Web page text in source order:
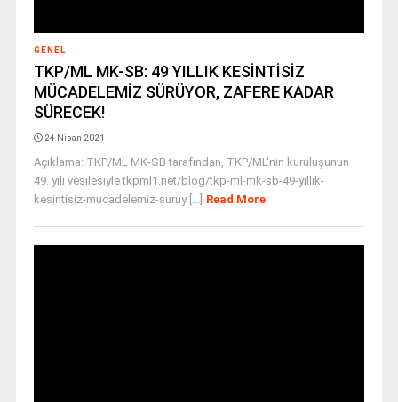
GENEL
TKP/ML MK-SB: 49 YILLIK KESİNTİSİZ
MÜCADELEMİZ SÜRÜYOR, ZAFERE KADAR
SÜRECEK!
24 Nisan 2021
Açıklama: TKP/ML MK-SB tarafından, TKP/ML'nin kuruluşunun
49. yılı vesilesiyle tkpml1.net/blog/tkp-ml-mk-sb-49-yillik-
kesintisiz-mucadelemiz-suruy [...] Read More